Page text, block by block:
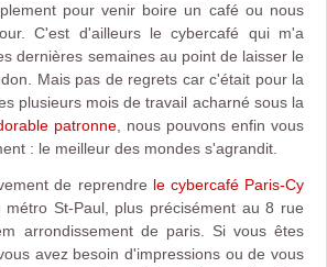
pour venir boire un café ou nous
C'est d'ailleurs le cybercafé qui m'a
dernières semaines au point de laisser le
Mais pas de regrets car c'était pour la
plusieurs mois de travail acharné sous la
patronne , nous pouvons enfin vous
: le meilleur des mondes s'agrandit.
de reprendre le cybercafé Paris-Cy
St-Paul, plus précisément au 8 rue
arrondissement de paris. Si vous êtes
avez besoin d'impressions ou de vous